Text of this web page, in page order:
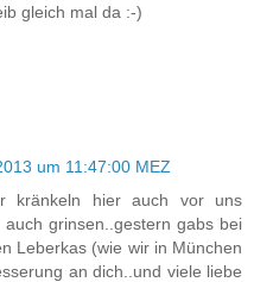
gleich mal da :-)
um 11:47:00 MEZ
kränkeln hier auch vor uns
grinsen..gestern gabs bei
Leberkas (wie wir in München
an dich..und viele liebe